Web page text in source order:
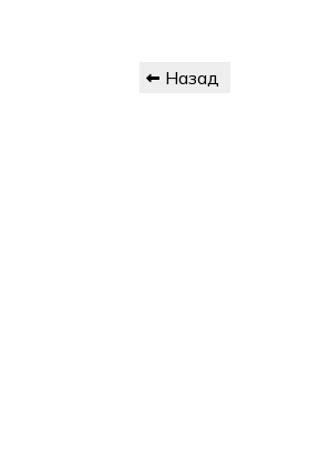
Навигация
по
Предыдущая
Назад